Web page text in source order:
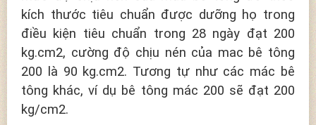
kích thước tiêu chuẩn được dưỡng họ trong
điều kiện tiêu chuẩn trong 28 ngày đạt 200
kg.cm2, cường độ chịu nén của mac bê tông
200 là 90 kg.cm2. Tương tự như các mác bê
tông khác, ví dụ bê tông mác 200 sẽ đạt 200
kg/cm2.